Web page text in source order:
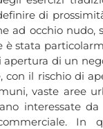
di
ad occhio nudo,
è stata
apertura di un
con il rischio di
vaste aree
interessate da
In